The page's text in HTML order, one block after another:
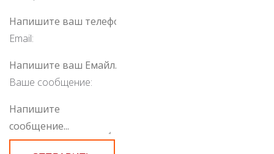
Email:
Ваше сообщение: